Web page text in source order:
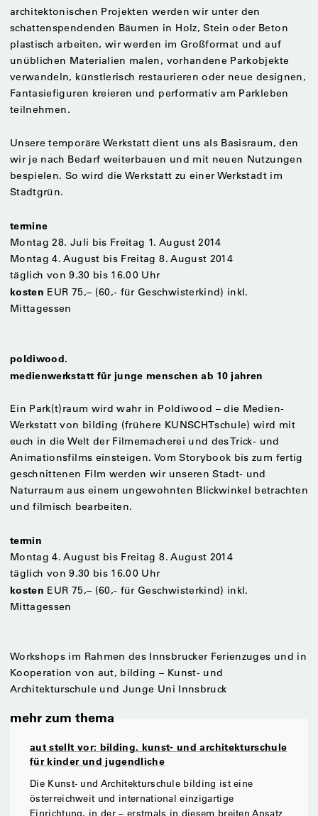
architektonischen Projekten werden wir unter den
schattenspendenden Bäumen in Holz, Stein oder Beton
plastisch arbeiten, wir werden im Großformat und auf
unüblichen Materialien malen, vorhandene Parkobjekte
verwandeln, künstlerisch restaurieren oder neue designen,
Fantasiefiguren kreieren und performativ am Parkleben
teilnehmen.
Unsere temporäre Werkstatt dient uns als Basisraum, den
wir je nach Bedarf weiterbauen und mit neuen Nutzungen
bespielen. So wird die Werkstatt zu einer Werkstadt im
Stadtgrün.
termine
Montag 28. Juli bis Freitag 1. August 2014
Montag 4. August bis Freitag 8. August 2014
täglich von 9.30 bis 16.00 Uhr
kosten EUR 75,– (60,- für Geschwisterkind) inkl.
Mittagessen
poldiwood.
medienwerkstatt für junge menschen ab 10 jahren
Ein Park(t)raum wird wahr in Poldiwood – die Medien-
Werkstatt von bilding (frühere KUNSCHTschule) wird mit
euch in die Welt der Filmemacherei und des Trick- und
Animationsfilms einsteigen. Vom Storybook bis zum fertig
geschnittenen Film werden wir unseren Stadt- und
Naturraum aus einem ungewohnten Blickwinkel betrachten
und filmisch bearbeiten.
termin
Montag 4. August bis Freitag 8. August 2014
täglich von 9.30 bis 16.00 Uhr
kosten EUR 75,– (60,- für Geschwisterkind) inkl.
Mittagessen
Workshops im Rahmen des Innsbrucker Ferienzuges und in
Kooperation von aut, bilding – Kunst- und
Architekturschule und Junge Uni Innsbruck
mehr zum thema
aut stellt vor: bilding. kunst- und architekturschule
für kinder und jugendliche
Die Kunst- und Architekturschule bilding ist eine
österreichweit und international einzigartige
Einrichtung, in der – erstmals in diesem breiten Ansatz